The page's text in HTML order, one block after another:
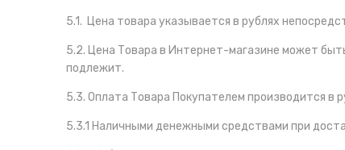
5.1. Цена товара указывается в рублях
5.2. Цена Товара в Интернет-магазине может
подлежит.
5.3. Оплата Товара Покупателем производится в
5.3.1 Наличными денежными средствами при